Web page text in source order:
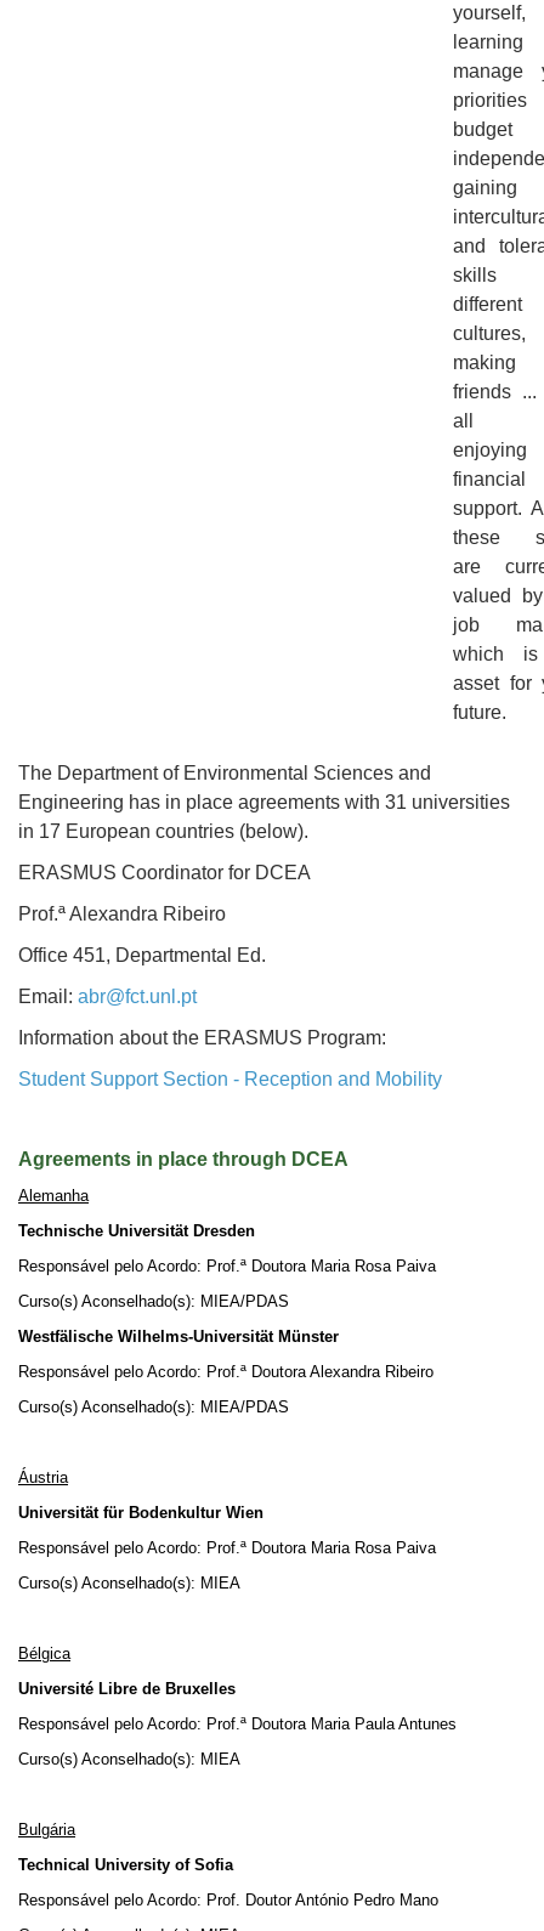
yourself,
manage
priorities
budget
gaining
and
skills
different
cultures,
making
friends ...
all
enjoying
financial
support.
these
are
valued
job
which
asset for
future.
The Department of Environmental Sciences and
Engineering has in place agreements with 31 universities
in 17 European countries (below).
ERASMUS Coordinator for DCEA
Prof.ª Alexandra Ribeiro
Office 451, Departmental Ed.
Email: abr@fct.unl.pt
Information about the ERASMUS Program:
Student Support Section - Reception and Mobility
Agreements in place through DCEA
Alemanha
Technische Universität Dresden
Responsável pelo Acordo: Prof.ª Doutora Maria Rosa Paiva
Curso(s) Aconselhado(s): MIEA/PDAS
Westfälische Wilhelms-Universität Münster
Responsável pelo Acordo: Prof.ª Doutora Alexandra Ribeiro
Curso(s) Aconselhado(s): MIEA/PDAS
Áustria
Universität für Bodenkultur Wien
Responsável pelo Acordo: Prof.ª Doutora Maria Rosa Paiva
Curso(s) Aconselhado(s): MIEA
Bélgica
Université Libre de Bruxelles
Responsável pelo Acordo: Prof.ª Doutora Maria Paula Antunes
Curso(s) Aconselhado(s): MIEA
Bulgária
Technical University of Sofia
Responsável pelo Acordo: Prof. Doutor António Pedro Mano